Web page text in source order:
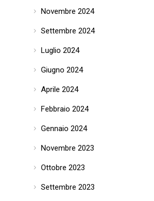
Novembre 2024
Settembre 2024
Luglio 2024
Giugno 2024
Aprile 2024
Febbraio 2024
Gennaio 2024
Novembre 2023
Ottobre 2023
Settembre 2023